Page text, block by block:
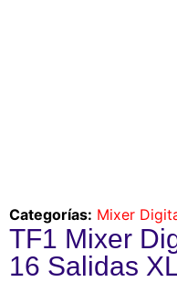
Categorías: Mixer
TF1 Mixer
16 Salidas